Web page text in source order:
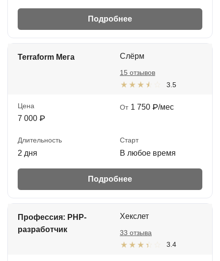
Подробнее
Terraform Мега Слёрм
3.5
15 отзывов
Цена
7 000 ₽
От 1 750 ₽/мес
Длительность
2 дня
Старт
В любое время
Подробнее
Профессия: PHP-
разработчик
Хекслет
3.4
33 отзыва